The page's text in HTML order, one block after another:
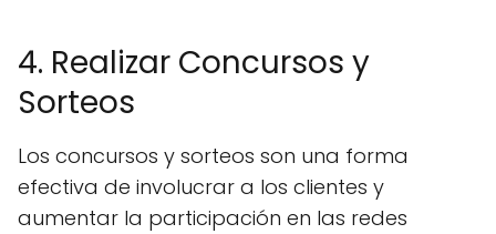
4. Realizar Concursos y
Sorteos
Los concursos y sorteos son una forma
efectiva de involucrar a los clientes y
aumentar la participación en las redes